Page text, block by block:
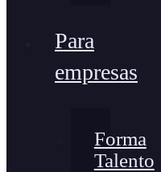
Para
empresas
Forma
Talento